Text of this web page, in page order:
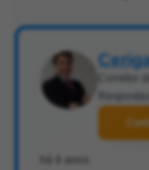
Corretor
há 6 anos